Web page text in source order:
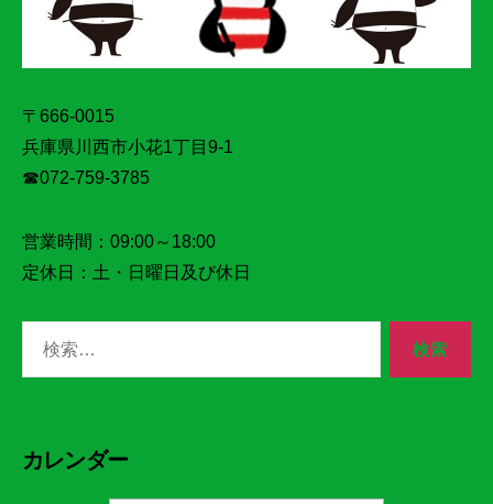
〒666-0015
兵庫県川西市小花1丁目9‐1
☎072‐759‐3785
営業時間：09:00～18:00
定休日：土・日曜日及び休日
対
カレンダー